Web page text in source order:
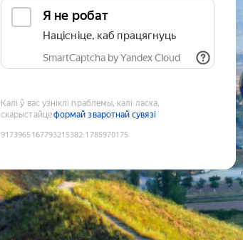
Я не робат
Націсніце, каб працягнуць
SmartCaptcha by Yandex Cloud
Калі ў вас узніклі праблемы, калі ласка,
скарыстайцеформай зваротнай сувязі
9173965167793215382:1785970175